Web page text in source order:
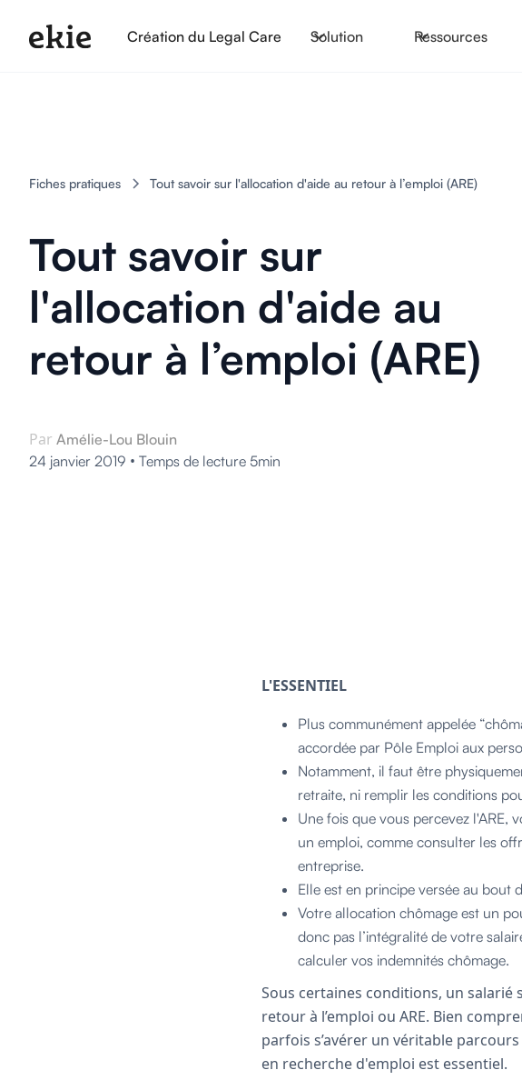
Création du Legal Care Solution Ressources
Fiches pratiques Tout savoir sur l'allocation d'aide au retour à l’emploi (ARE)
Tout savoir sur
l'allocation d'aide au
retour à l’emploi (ARE)
Par Amélie-Lou Blouin
24 janvier 2019 • Temps de lecture 5min
L'ESSENTIEL
Plus communément appelée
accordée par Pôle Emploi aux
Notamment, il faut être
retraite, ni remplir les conditions
Une fois que vous percevez l'ARE,
un emploi, comme consulter les
entreprise.
Elle est en principe versée au bout
Votre allocation chômage est un
donc pas l’intégralité de votre
calculer vos indemnités chômage.
Sous certaines conditions, un salarié
retour à l’emploi ou ARE. Bien
parfois s’avérer un véritable
en recherche d'emploi est essentiel.